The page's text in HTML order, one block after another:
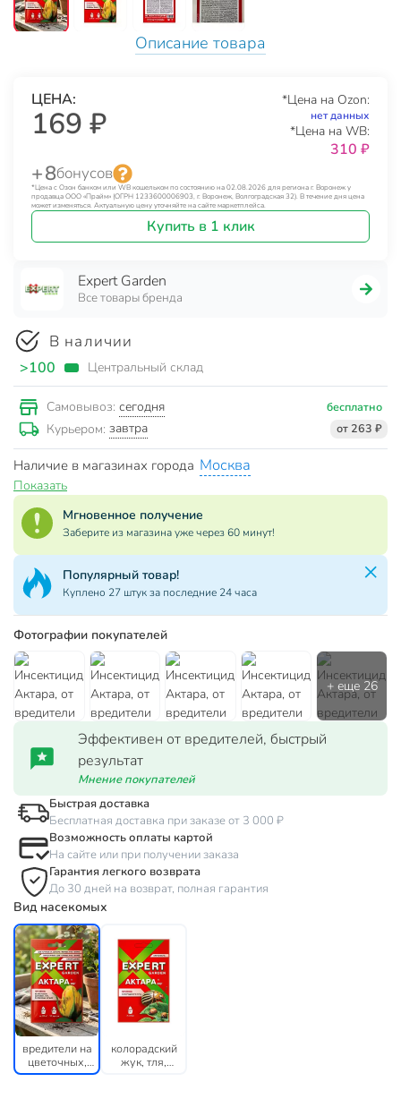
Описание товара
ЦЕНА:
169 ₽
*Цена на Ozon:
нет данных
*Цена на WB:
310 ₽
+ 8бонусов
*Цена с Озон банком или WB кошельком по состоянию на 02.08.2026 для региона г. Воронеж у
продавца ООО «Прайм» (ОГРН 1233600006903, г. Воронеж, Волгоградская 32). В течение дня цена
может изменяться. Актуальную цену уточняйте на сайте маркетплейса.
Купить в 1 клик
Expert Garden
Все товары бренда
В наличии
>100 Центральный склад
Самовывоз: сегодня бесплатно
Курьером: завтра от 263 ₽
Наличие в магазинах города Москва
Показать
Мгновенное получение
Заберите из магазина уже через 60 минут!
Популярный товар!
Куплено 27 штук за последние 24 часа
Фотографии покупателей
Эффективен от вредителей, быстрый
результат
Мнение покупателей
Быстрая доставка
Бесплатная доставка при заказе от 3 000 ₽
Возможность оплаты картой
На сайте или при получении заказа
Гарантия легкого возврата
До 30 дней на возврат, полная гарантия
Вид насекомых
вредители на
цветочных,
декоративных
колорадский
жук, тля,